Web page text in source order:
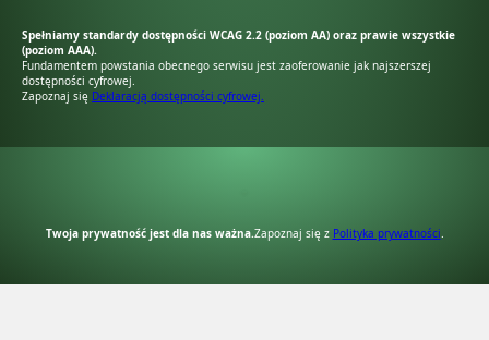
Spełniamy standardy dostępności WCAG 2.2 (poziom AA) oraz prawie wszystkie
(poziom AAA).
Fundamentem powstania obecnego serwisu jest zaoferowanie jak najszerszej
dostępności cyfrowej.
Zapoznaj się Deklaracją dostępności cyfrowej.
Twoja prywatność jest dla nas ważna.Zapoznaj się z Polityka prywatności